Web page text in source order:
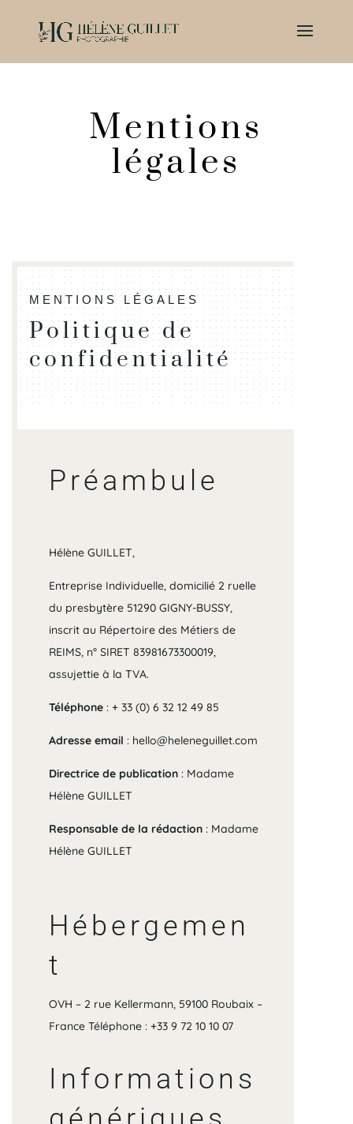
Mentions
légales
MENTIONS LÉGALES
Politique de
confidentialité
Préambule
Hélène GUILLET,
Entreprise Individuelle, domicilié 2 ruelle
du presbytère 51290 GIGNY-BUSSY,
inscrit au Répertoire des Métiers de
REIMS, n° SIRET 83981673300019,
assujettie à la TVA.
Téléphone: + 33 (0) 6 32 12 49 85
Adresse email : hello@heleneguillet.com
Directrice de publication: Madame
Hélène GUILLET
Responsable de la rédaction: Madame
Hélène GUILLET
Hébergemen
t
OVH – 2 rue Kellermann, 59100 Roubaix –
France Téléphone : +33 9 72 10 10 07
Informations